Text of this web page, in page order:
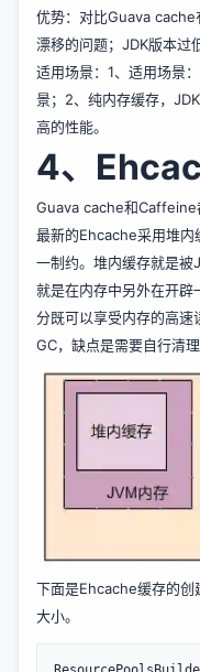
优势：对比Guava cache
漂移的问题；JDK版本过
适用场景：1、适用场景
景；2、纯内存缓存，
高的性能。
4、
Guava cache和Caffeine
最新的Ehcache采用堆
一制约。堆内缓存就是被
就是在内存中另外在开
分既可以享受内存的高
GC，缺点是需要自行清理
下面是Ehcache缓存的创
大小。